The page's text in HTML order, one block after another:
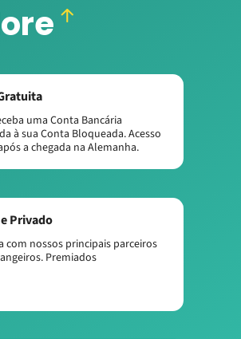
uma Conta Bancária
à sua Conta Bloqueada. Acesso
a chegada na Alemanha.
Privado
nossos principais parceiros
Premiados